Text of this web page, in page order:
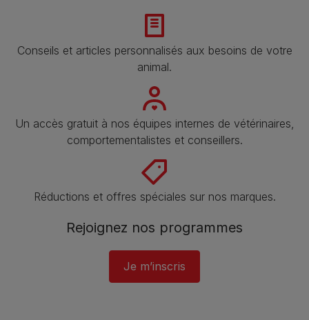
Conseils et articles personnalisés aux besoins de votre
animal​.
Un accès gratuit à nos équipes internes de vétérinaires,
comportementalistes et conseillers.
Réductions et offres spéciales sur nos marques​.
Rejoignez nos programmes
Je m’inscris